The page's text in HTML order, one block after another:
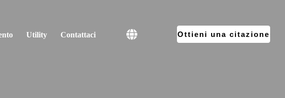
Utility Contattaci Ottieni una citazione